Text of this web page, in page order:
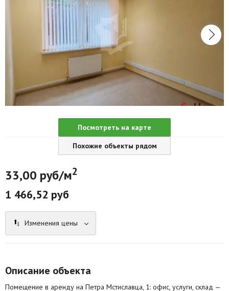
Аренда коммерческой недвижимости
Другие разделы
Новости
Ремонт квартир
Грузовое такси
Способы оплаты
Посмотреть на карте
Похожие объекты рядом
33,00 руб/м2
1 466,52 руб
Изменения цены
Описание объекта
Помещение в аренду на Петра Мстиславца, 1: офис, услуги, склад —